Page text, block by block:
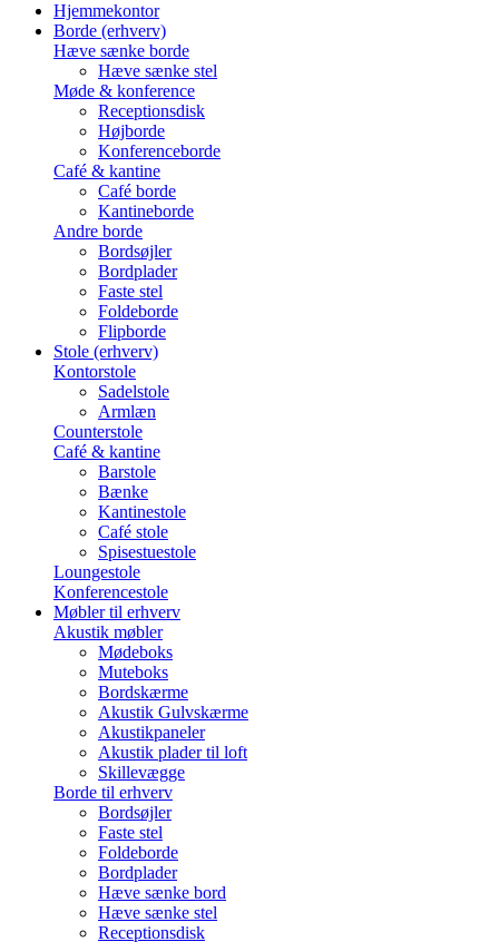
Hjemmekontor
Borde (erhverv)
Hæve sænke borde
Hæve sænke stel
Møde & konference
Receptionsdisk
Højborde
Konferenceborde
Café & kantine
Café borde
Kantineborde
Andre borde
Bordsøjler
Bordplader
Faste stel
Foldeborde
Flipborde
Stole (erhverv)
Kontorstole
Sadelstole
Armlæn
Counterstole
Café & kantine
Barstole
Bænke
Kantinestole
Café stole
Spisestuestole
Loungestole
Konferencestole
Møbler til erhverv
Akustik møbler
Mødeboks
Muteboks
Bordskærme
Akustik Gulvskærme
Akustikpaneler
Akustik plader til loft
Skillevægge
Borde til erhverv
Bordsøjler
Faste stel
Foldeborde
Bordplader
Hæve sænke bord
Hæve sænke stel
Receptionsdisk